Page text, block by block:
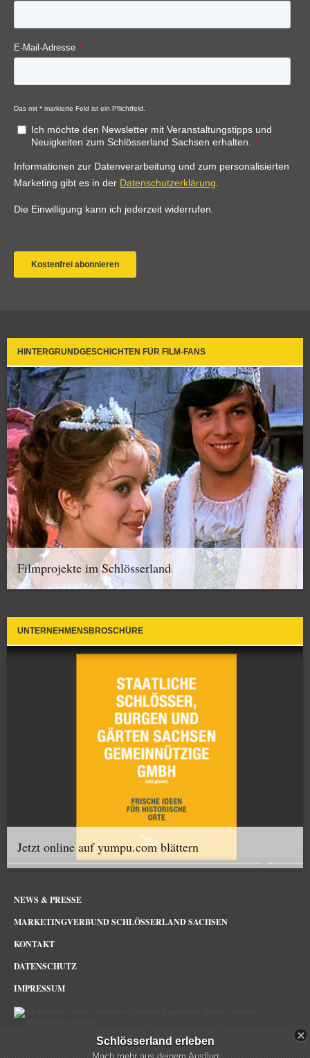
HINTERGRUNDGESCHICHTEN FÜR FILM-FANS
Filmprojekte im Schlösserland
UNTERNEHMENSBROSCHÜRE
Jetzt online auf yumpu.com blättern
NEWS & PRESSE
MARKETINGVERBUND SCHLÖSSERLAND SACHSEN
KONTAKT
DATENSCHUTZ
IMPRESSUM
Schlösserland Sachsen im Netz
Schlösserland erleben